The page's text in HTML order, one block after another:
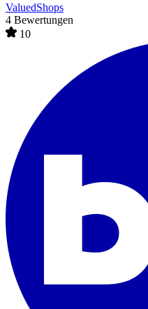
ValuedShops
4 Bewertungen
10